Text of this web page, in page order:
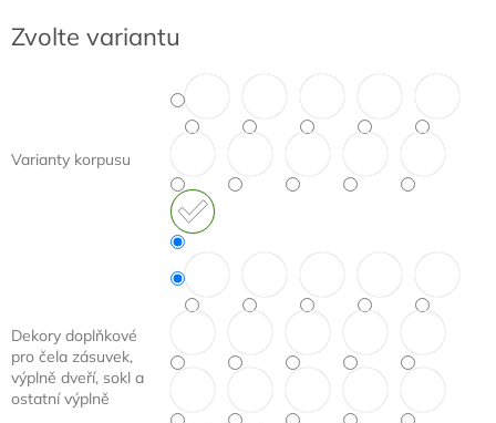
cena:
Zvolte variantu
Varianty korpusu
Dekory doplňkové
pro čela zásuvek,
výplně dveří, sokl a
ostatní výplně